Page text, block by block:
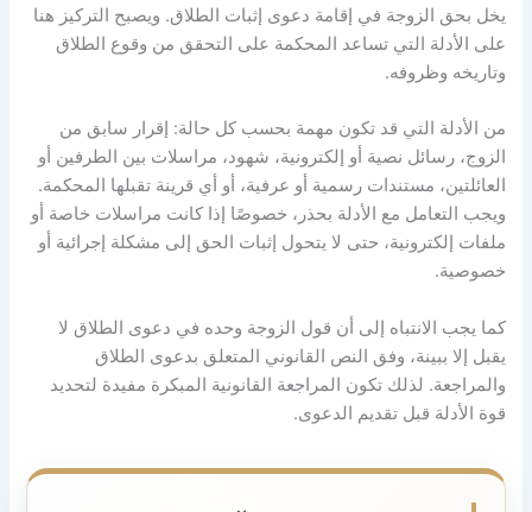
يخل بحق الزوجة في إقامة دعوى إثبات الطلاق. ويصبح التركيز هنا
على الأدلة التي تساعد المحكمة على التحقق من وقوع الطلاق
وتاريخه وظروفه.
من الأدلة التي قد تكون مهمة بحسب كل حالة: إقرار سابق من
الزوج، رسائل نصية أو إلكترونية، شهود، مراسلات بين الطرفين أو
العائلتين، مستندات رسمية أو عرفية، أو أي قرينة تقبلها المحكمة.
ويجب التعامل مع الأدلة بحذر، خصوصًا إذا كانت مراسلات خاصة أو
ملفات إلكترونية، حتى لا يتحول إثبات الحق إلى مشكلة إجرائية أو
خصوصية.
كما يجب الانتباه إلى أن قول الزوجة وحده في دعوى الطلاق لا
يقبل إلا ببينة، وفق النص القانوني المتعلق بدعوى الطلاق
والمراجعة. لذلك تكون المراجعة القانونية المبكرة مفيدة لتحديد
قوة الأدلة قبل تقديم الدعوى.